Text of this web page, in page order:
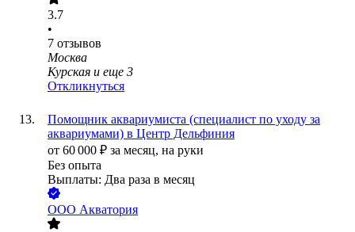
3.7
•
7 отзывов
Москва
Курская и еще 3
Откликнуться
Помощник аквариумиста (специалист по уходу за
аквариумами) в Центр Дельфиния
от 60 000 ₽ за месяц, на руки
Без опыта
Выплаты: Два раза в месяц
ООО Акватория